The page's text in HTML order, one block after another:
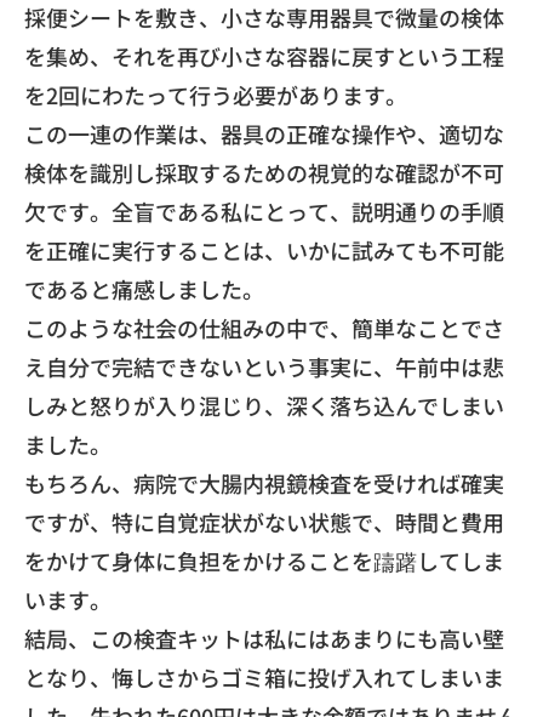
採便シートを敷き、小さな専用器具で微量の検体
を集め、それを再び小さな容器に戻すという工程
を2回にわたって行う必要があります。
​この一連の作業は、器具の正確な操作や、適切な
検体を識別し採取するための視覚的な確認が不可
欠です。全盲である私にとって、説明通りの手順
を正確に実行することは、いかに試みても不可能
であると痛感しました。
​このような社会の仕組みの中で、簡単なことでさ
え自分で完結できないという事実に、午前中は悲
しみと怒りが入り混じり、深く落ち込んでしまい
ました。
​もちろん、病院で大腸内視鏡検査を受ければ確実
ですが、特に自覚症状がない状態で、時間と費用
をかけて身体に負担をかけることを躊躇してしま
います。
​結局、この検査キットは私にはあまりにも高い壁
となり、悔しさからゴミ箱に投げ入れてしまいま